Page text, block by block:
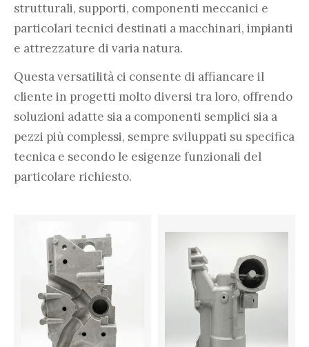
strutturali, supporti, componenti meccanici e
particolari tecnici destinati a macchinari, impianti
e attrezzature di varia natura.
Questa versatilità ci consente di affiancare il
cliente in progetti molto diversi tra loro, offrendo
soluzioni adatte sia a componenti semplici sia a
pezzi più complessi, sempre sviluppati su specifica
tecnica e secondo le esigenze funzionali del
particolare richiesto.